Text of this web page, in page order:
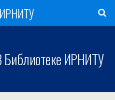
Библиотеке ИРНИТУ